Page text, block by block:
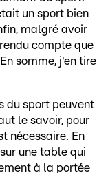
un sport bien
malgré avoir
compte que
somme, j'en tire
du sport peuvent
le savoir, pour
nécessaire. En
une table qui
à la portée